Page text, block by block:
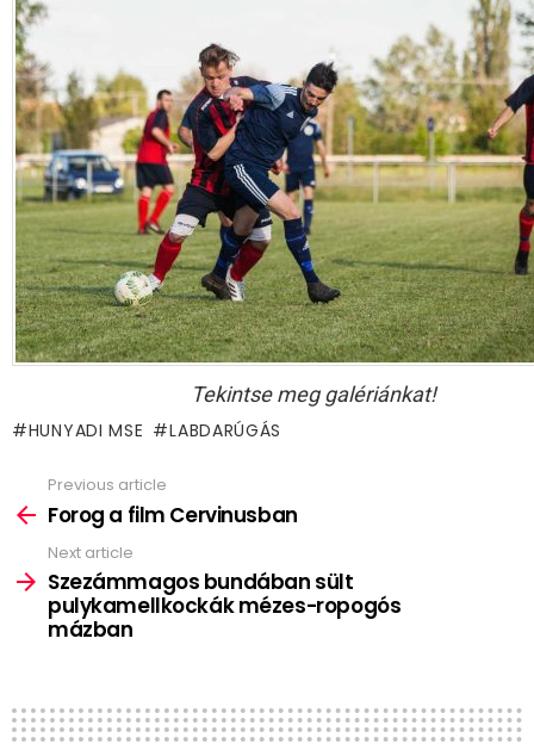
Tekintse meg galériánkat!
HUNYADI MSE LABDARÚGÁS
more
Previous article
Forog a film Cervinusban
Next article
Szezámmagos bundában sült
pulykamellkockák mézes-ropogós
mázban